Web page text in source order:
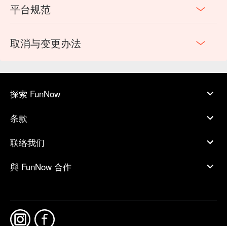
平台规范
取消与变更办法
探索 FunNow
条款
联络我们
與 FunNow 合作